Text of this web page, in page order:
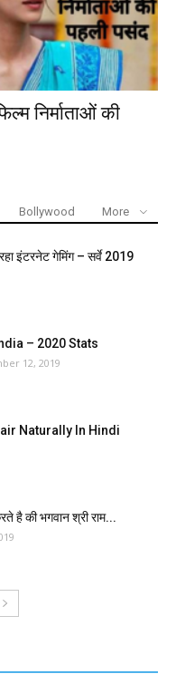
निर्माताओं की
Bollywood More
इंटरनेट गेमिंग – सर्वे 2019
– 2020 Stats
12, 2019
Naturally In Hindi
है की भगवान श्री राम...